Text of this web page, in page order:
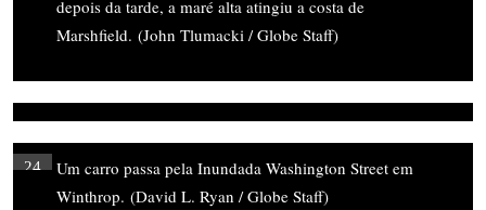
depois da tarde, a maré alta atingiu a costa de
Marshfield. (John Tlumacki / Globe Staff)
24
Um carro passa pela Inundada Washington Street em
Winthrop. (David L. Ryan / Globe Staff)